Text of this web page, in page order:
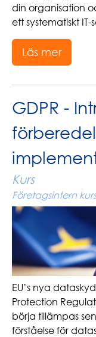
din organisation
ett systematiskt
Läs mer
GDPR -
Kurs
Företagsintern kurs
EU’s nya
Protection
börja tillämpas
förståelse för